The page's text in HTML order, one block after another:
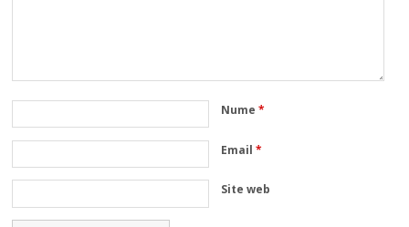
Nume*
Email*
Site web